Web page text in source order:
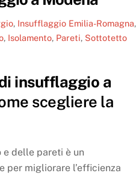
, Insufflaggio Emilia-Romagna,
, Isolamento, Pareti, Sottotetto
insufflaggio a
scegliere la
e delle pareti è un
per migliorare l’efficienza